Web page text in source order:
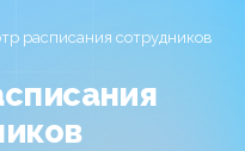
расписания сотрудников